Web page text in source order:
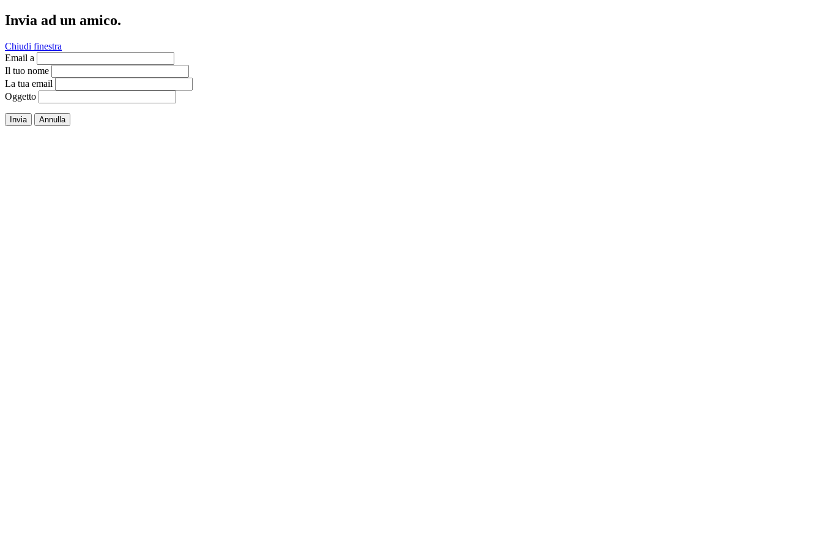
Invia ad un amico.
Chiudi finestra
Email a
Il tuo nome
La tua email
Oggetto
Invia Annulla